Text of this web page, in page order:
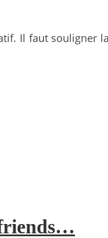
Il faut souligner